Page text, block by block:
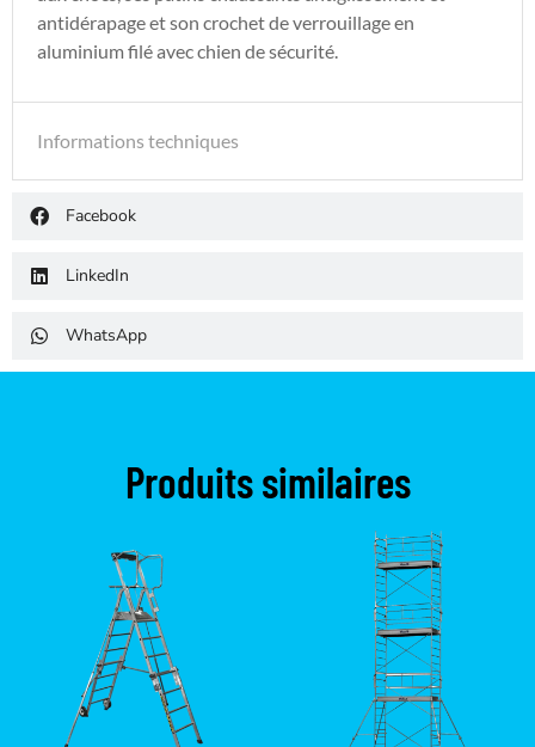
antidérapage et son crochet de verrouillage en
aluminium filé avec chien de sécurité.
Informations techniques
Facebook
LinkedIn
WhatsApp
Produits similaires